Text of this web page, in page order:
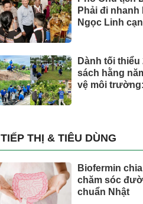
Phải đi nhanh
Ngọc Linh
Dành tối thiểu
sách hằng
vệ môi
TIẾP THỊ & TIÊU DÙNG
Biofermin
chăm sóc
chuẩn Nhật